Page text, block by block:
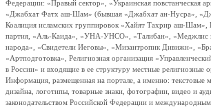
Федерации: «Правый сектор», «Украинская повстанческая
«Джабхат Фатх аш-Шам» (бывшая «Джабхат ан-Нусра»,
Коалиция исламских группировок «Хайят Тахрир аш-Шам»,
партия, «Аль-Каида», «УНА-УНСО», «Талибан», «Меджлис
народа», «Свидетели Иеговы», «Мизантропик Дивижн»,
«Артподготовка», Религиозная организация
в России» и входящие в ее структуру местные религиозные
Информация, размещенная на портале, а именно: текстовые
дизайна, логотипы, товарные знаки, фотографии, видео и
законодательством Российской Федерации и